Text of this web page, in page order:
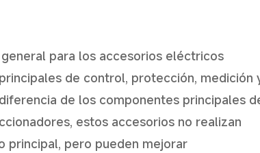
para los accesorios eléctricos
de control, protección, medición
de los componentes principales
estos accesorios no realizan
pero pueden mejorar